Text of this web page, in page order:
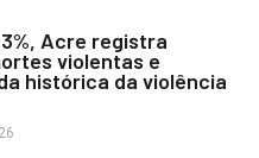
Acre registra
violentas e
histórica da violência